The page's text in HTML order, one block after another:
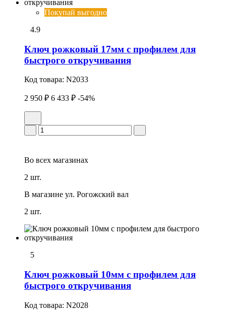
Покупай выгодно
4.9
Ключ рожковый 17мм с профилем для
быстрого откручивания
Код товара: N2033
2 950 ₽ 6 433 ₽ -54%
Во всех магазинах
2 шт.
В магазине ул. Рогожский вал
2 шт.
5
Ключ рожковый 10мм с профилем для
быстрого откручивания
Код товара: N2028